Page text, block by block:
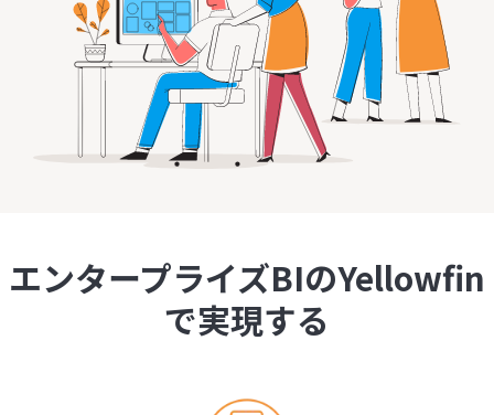
エンタープライズBIのYellowfin
で実現する